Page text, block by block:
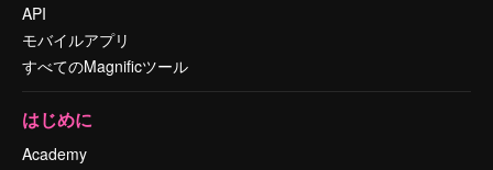
API
モバイルアプリ
すべてのMagnificツール
はじめに
Academy